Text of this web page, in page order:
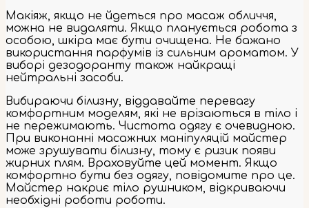
Макіяж, якщо не йдеться про масаж обличчя,
можна не видаляти. Якщо планується робота з
особою, шкіра має бути очищена. Не бажано
використання парфумів із сильним ароматом. У
виборі дезодоранту також найкращі
нейтральні засоби.
Вибираючи білизну, віддавайте перевагу
комфортним моделям, які не врізаються в тіло і
не пережимають. Чистота одягу є очевидною.
При виконанні масажних маніпуляцій майстер
може зрушувати білизну, тому є ризик появи
жирних плям. Враховуйте цей момент. Якщо
комфортно бути без одягу, повідомите про це.
Майстер накриє тіло рушником, відкриваючи
необхідні роботи роботи.